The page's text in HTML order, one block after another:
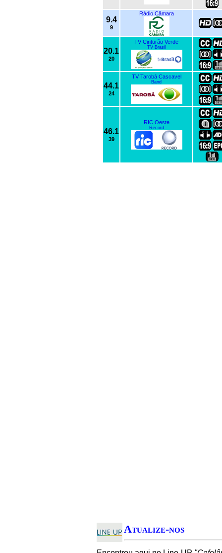
9.4
9
Rádio Câmara
20.1
20
TV Cinturão Verde
TV Brasil
44.1
24
TV Tarobá Cascavel
Band
46.1
39
RIC Oeste
Record
Atualize-nos